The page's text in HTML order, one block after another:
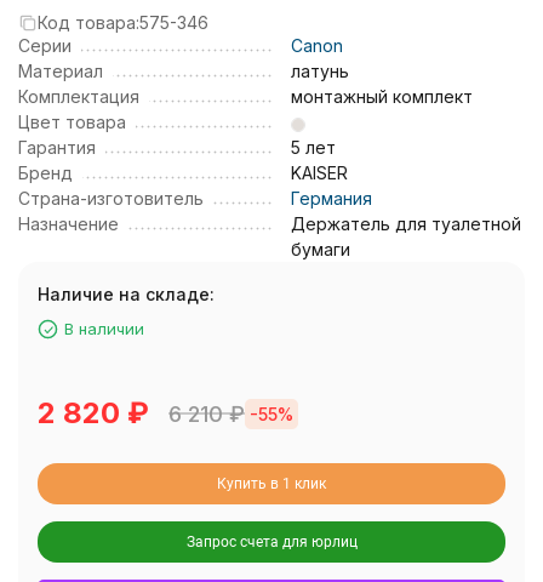
Код товара:575-346
Серии
Canon
Материал
латунь
Комплектация
монтажный комплект
Цвет товара
Гарантия
5 лет
Бренд
KAISER
Страна-изготовитель
Германия
Назначение
Держатель для туалетной
бумаги
Наличие на складе:
В наличии
2 820 ₽ 6 210₽ -55%
Купить в 1 клик
Запрос счета для юрлиц